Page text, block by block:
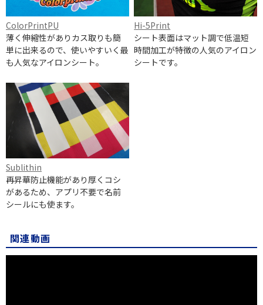
ColorPrintPU
薄く伸縮性がありカス取りも簡
単に出来るので、使いやすいく最
も人気なアイロンシート。
Hi-5Print
シート表面はマット調で低温短
時間加工が特徴の人気のアイロン
シートです。
Sublithin
再昇華防止機能があり厚くコシ
があるため、アプリ不要で名前
シールにも使ます。
関連動画